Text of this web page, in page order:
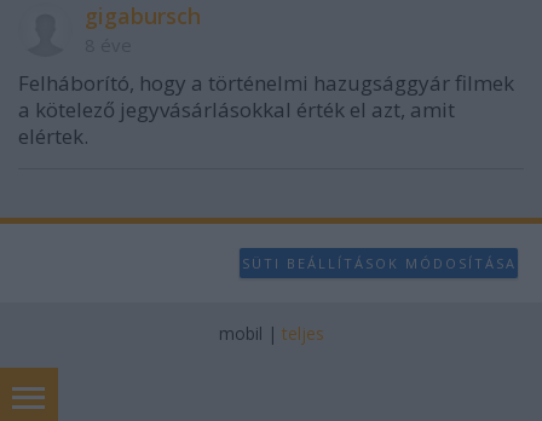
gigabursch
Felháborító, hogy a történelmi hazugsággyár filmek
a kötelező jegyvásárlásokkal érték el azt, amit
elértek.
SÜTI BEÁLLÍTÁSOK MÓDOSÍTÁSA
mobil | teljes